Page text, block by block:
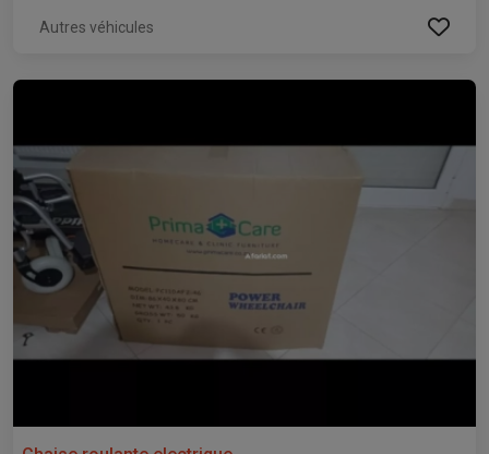
Autres véhicules